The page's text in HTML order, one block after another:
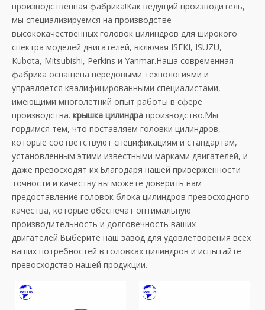
производственная фабрика!Как ведущий производитель,
мы специализируемся на производстве
высококачественных головок цилиндров для широкого
спектра моделей двигателей, включая ISEKI, ISUZU,
Kubota, Mitsubishi, Perkins и Yanmar.Наша современная
фабрика оснащена передовыми технологиями и
управляется квалифицированными специалистами,
имеющими многолетний опыт работы в сфере
производства. крышка цилиндра производство.Мы
гордимся тем, что поставляем головки цилиндров,
которые соответствуют спецификациям и стандартам,
установленным этими известными марками двигателей, и
даже превосходят их.Благодаря нашей приверженности
точности и качеству вы можете доверить нам
предоставление головок блока цилиндров превосходного
качества, которые обеспечат оптимальную
производительность и долговечность ваших
двигателей.Выберите наш завод для удовлетворения всех
ваших потребностей в головках цилиндров и испытайте
превосходство нашей продукции.